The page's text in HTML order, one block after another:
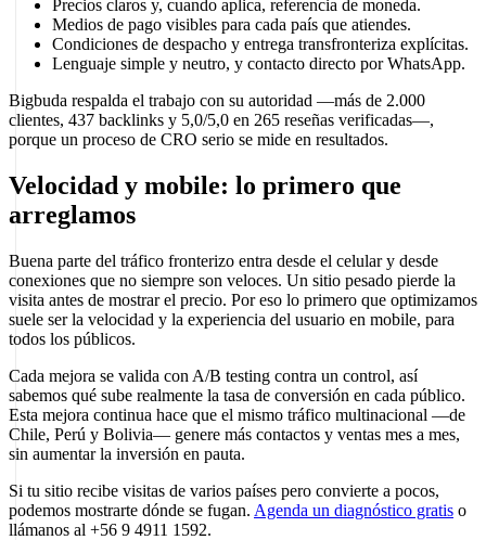
Precios claros y, cuando aplica, referencia de moneda.
Medios de pago visibles para cada país que atiendes.
Condiciones de despacho y entrega transfronteriza explícitas.
Lenguaje simple y neutro, y contacto directo por WhatsApp.
Bigbuda respalda el trabajo con su autoridad —más de 2.000
clientes, 437 backlinks y 5,0/5,0 en 265 reseñas verificadas—,
porque un proceso de CRO serio se mide en resultados.
Velocidad y mobile: lo primero que
arreglamos
Buena parte del tráfico fronterizo entra desde el celular y desde
conexiones que no siempre son veloces. Un sitio pesado pierde la
visita antes de mostrar el precio. Por eso lo primero que optimizamos
suele ser la velocidad y la experiencia del usuario en mobile, para
todos los públicos.
Cada mejora se valida con A/B testing contra un control, así
sabemos qué sube realmente la tasa de conversión en cada público.
Esta mejora continua hace que el mismo tráfico multinacional —de
Chile, Perú y Bolivia— genere más contactos y ventas mes a mes,
sin aumentar la inversión en pauta.
Si tu sitio recibe visitas de varios países pero convierte a pocos,
podemos mostrarte dónde se fugan. Agenda un diagnóstico gratis o
llámanos al +56 9 4911 1592.